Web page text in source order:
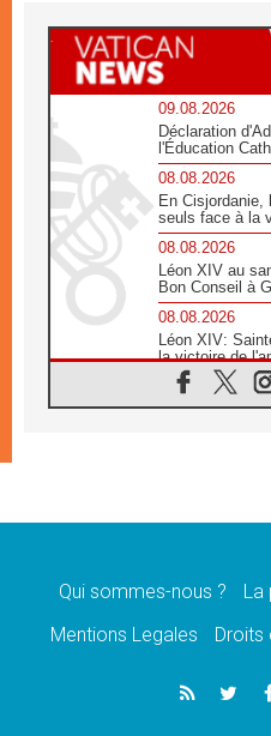
09.08.2026
Déclaration
l'Éducation
08.08.2026
En
seuls face à la
08.08.2026
Léon XIV au
Bon Conseil à
08.08.2026
Léon XIV:
la victoire de
08.08.2026
«Relancer
08.08.2026
07.08.2026
Calapan devient
Congo-
de
Qui sommes-nous ? La
Mentions Legales
Droits